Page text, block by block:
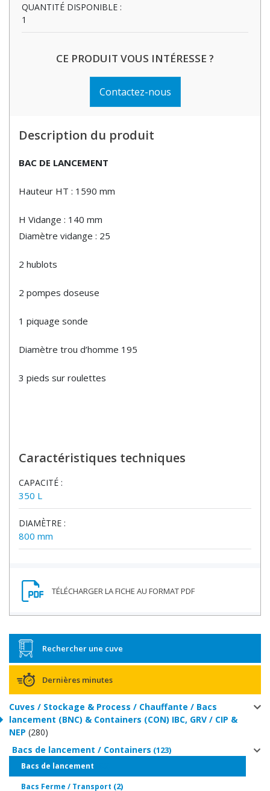
Rechercher une cuve
Dernières minutes
Cuves / Stockage & Process / Chauffante / Bacs
lancement (BNC) & Containers (CON) IBC, GRV / CIP &
NEP (280)
Bacs de lancement / Containers (123)
Bacs de lancement
Bacs Ferme / Transport (2)
QUANTITÉ DISPONIBLE :
1
CE PRODUIT VOUS INTÉRESSE ?
Contactez-nous
Description du produit
BAC DE LANCEMENT
Hauteur HT : 1590 mm
H Vidange : 140 mm
Diamètre vidange : 25
2 hublots
2 pompes doseuse
1 piquage sonde
Diamètre trou d’homme 195
3 pieds sur roulettes
Caractéristiques techniques
CAPACITÉ :
350 L
DIAMÈTRE :
800 mm